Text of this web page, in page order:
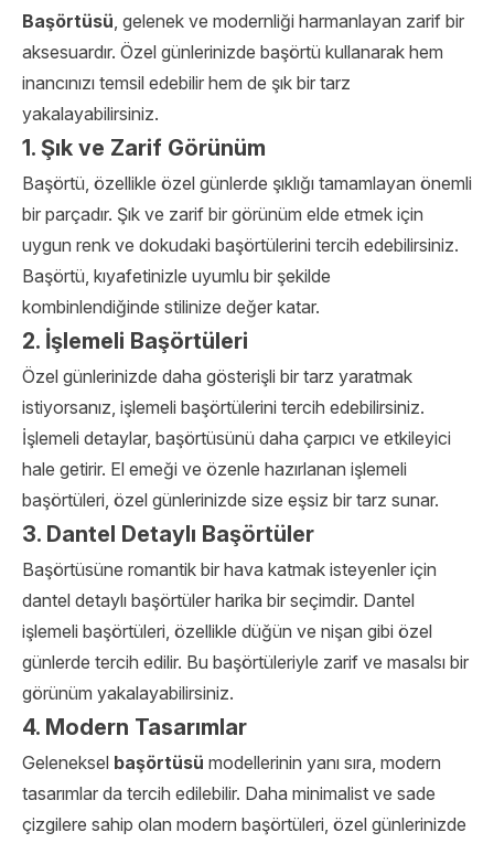
Başörtüsü, gelenek ve modernliği harmanlayan zarif bir
aksesuardır. Özel günlerinizde başörtü kullanarak hem
inancınızı temsil edebilir hem de şık bir tarz
yakalayabilirsiniz.
1. Şık ve Zarif Görünüm
Başörtü, özellikle özel günlerde şıklığı tamamlayan önemli
bir parçadır. Şık ve zarif bir görünüm elde etmek için
uygun renk ve dokudaki başörtülerini tercih edebilirsiniz.
Başörtü, kıyafetinizle uyumlu bir şekilde
kombinlendiğinde stilinize değer katar.
2. İşlemeli Başörtüleri
Özel günlerinizde daha gösterişli bir tarz yaratmak
istiyorsanız, işlemeli başörtülerini tercih edebilirsiniz.
İşlemeli detaylar, başörtüsünü daha çarpıcı ve etkileyici
hale getirir. El emeği ve özenle hazırlanan işlemeli
başörtüleri, özel günlerinizde size eşsiz bir tarz sunar.
3. Dantel Detaylı Başörtüler
Başörtüsüne romantik bir hava katmak isteyenler için
dantel detaylı başörtüler harika bir seçimdir. Dantel
işlemeli başörtüleri, özellikle düğün ve nişan gibi özel
günlerde tercih edilir. Bu başörtüleriyle zarif ve masalsı bir
görünüm yakalayabilirsiniz.
4. Modern Tasarımlar
Geleneksel başörtüsü modellerinin yanı sıra, modern
tasarımlar da tercih edilebilir. Daha minimalist ve sade
çizgilere sahip olan modern başörtüleri, özel günlerinizde